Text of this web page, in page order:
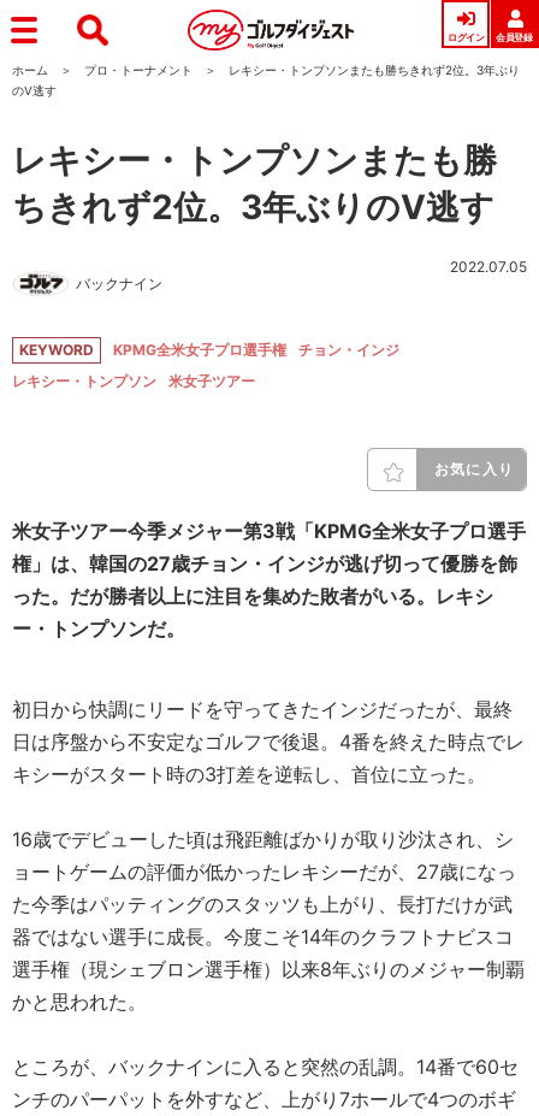
ログイン 会員登録
ホーム プロ・トーナメント
レキシー・トンプソンまたも勝ちきれず2位。3年ぶり
のV逃す
レキシー・トンプソンまたも勝
ちきれず2位。3年ぶりのV逃す
バックナイン
2022.07.05
KEYWORD KPMG全米女子プロ選手権
チョン・インジ
レキシー・トンプソン
米女子ツアー
お気に入り
米女子ツアー今季メジャー第3戦「KPMG全米女子プロ選手
権」は、韓国の27歳チョン・インジが逃げ切って優勝を飾
った。だが勝者以上に注目を集めた敗者がいる。レキシ
ー・トンプソンだ。
初日から快調にリードを守ってきたインジだったが、最終
日は序盤から不安定なゴルフで後退。4番を終えた時点でレ
キシーがスタート時の3打差を逆転し、首位に立った。
16歳でデビューした頃は飛距離ばかりが取り沙汰され、シ
ョートゲームの評価が低かったレキシーだが、27歳になっ
た今季はパッティングのスタッツも上がり、長打だけが武
器ではない選手に成長。今度こそ14年のクラフトナビスコ
選手権（現シェブロン選手権）以来8年ぶりのメジャー制覇
かと思われた。
ところが、バックナインに入ると突然の乱調。14番で60セ
ンチのパーパットを外すなど、上がり7ホールで4つのボギ